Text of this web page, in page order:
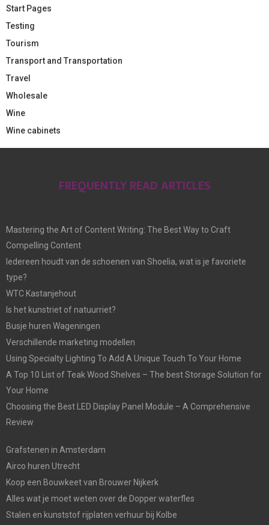
Start Pages
Testing
Tourism
Transport and Transportation
Travel
Wholesale
Wine
Wine cabinets
FREQUENTLY READ ARTICLES
Mastering the Art of Content Writing: The Best Way to Craft
Compelling Content
Iedereen houdt van de schoenen van Shoelia, wat is je favoriete
type?
WTC Kastanjehout
Is het kunstriet of natuurriet?
Busje huren Wageningen
Verschillende marketing modellen
Using Specialty Lighting To Add A Unique Touch To Your Home
A Top 10 List of Teak Wood Shelves – The best Storage Solution for
Your Home
Choosing the Best LED Display Panel Module – A Comprehensive
Review
Grafstenen in Amsterdam
Airco huren Utrecht
Koop een Bouwkeet van Brouwer Nijkerk
Alles wat je moet weten over de Dopper waterfles
Stalen en kunststof rijplaten verhuur bij Kolbe